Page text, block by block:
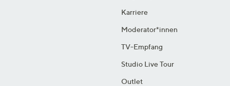
Karriere
Moderator*innen
TV-Empfang
Studio Live Tour
Outlet